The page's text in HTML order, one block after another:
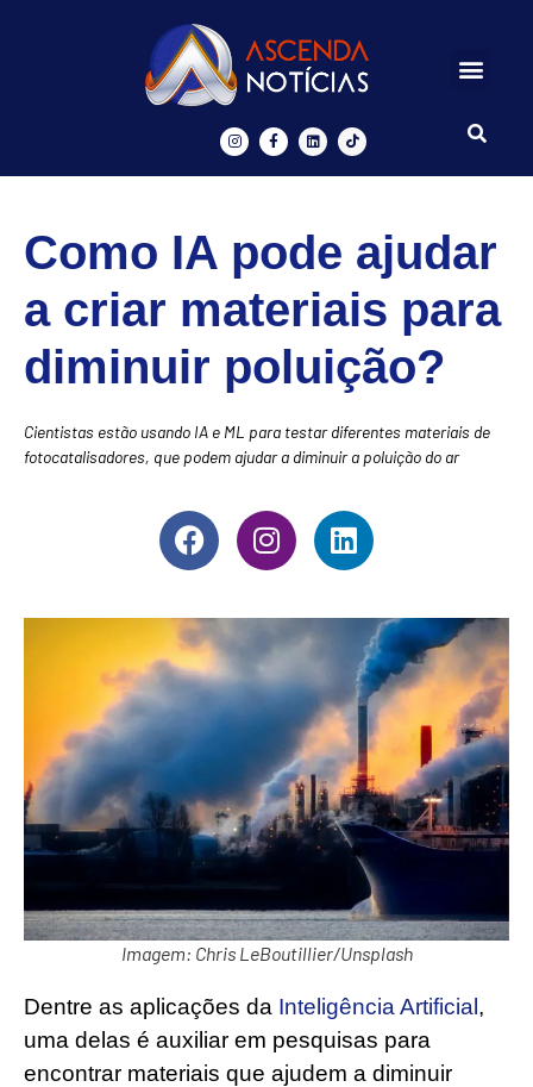
Como IA pode ajudar
a criar materiais para
diminuir poluição?
Cientistas estão usando IA e ML para testar diferentes materiais de
fotocatalisadores, que podem ajudar a diminuir a poluição do ar
Imagem: Chris LeBoutillier/Unsplash
Dentre as aplicações da Inteligência Artificial,
uma delas é auxiliar em pesquisas para
encontrar materiais que ajudem a diminuir